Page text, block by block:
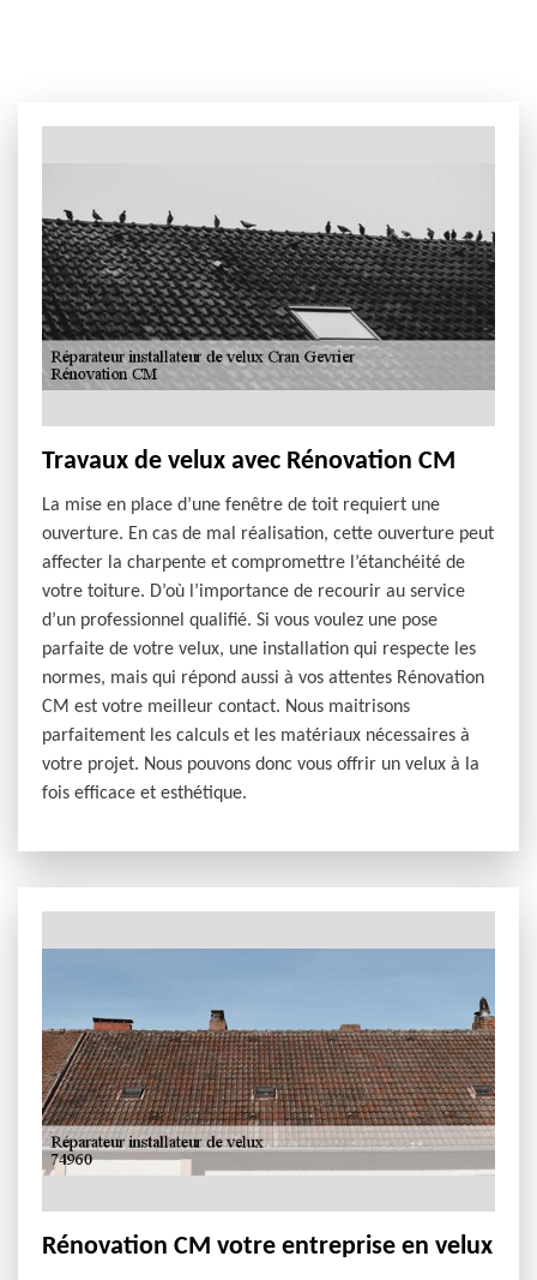
Travaux de velux avec Rénovation CM
La mise en place d’une fenêtre de toit requiert une
ouverture. En cas de mal réalisation, cette ouverture peut
affecter la charpente et compromettre l’étanchéité de
votre toiture. D’où l’importance de recourir au service
d’un professionnel qualifié. Si vous voulez une pose
parfaite de votre velux, une installation qui respecte les
normes, mais qui répond aussi à vos attentes Rénovation
CM est votre meilleur contact. Nous maitrisons
parfaitement les calculs et les matériaux nécessaires à
votre projet. Nous pouvons donc vous offrir un velux à la
fois efficace et esthétique.
Rénovation CM votre entreprise en velux